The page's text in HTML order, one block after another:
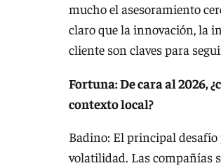
mucho el asesoramiento
claro que la innovación, la
cliente son claves para
Fortuna: De cara al 2026,
contexto local?
Badino: El principal
volatilidad. Las compañías